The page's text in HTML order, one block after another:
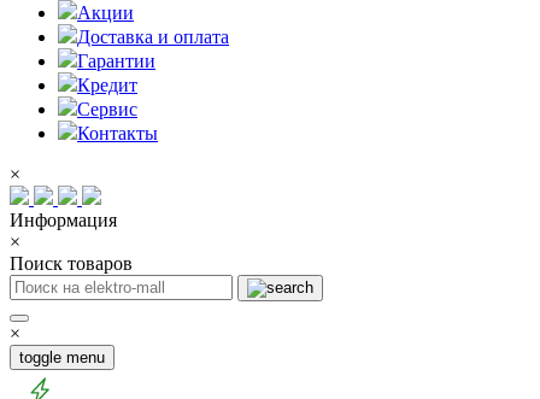
Акции
Доставка и оплата
Гарантии
Кредит
Сервис
Контакты
×
Информация
×
Поиск товаров
×
toggle menu